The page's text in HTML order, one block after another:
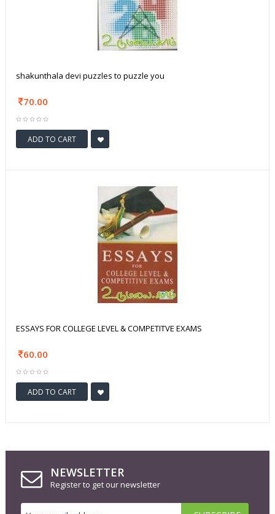
shakunthala devi puzzles to puzzle you
70.00
ADD TO CART
ESSAYS FOR COLLEGE LEVEL & COMPETITVE EXAMS
60.00
ADD TO CART
NEWSLETTER
Register to get our newsletter